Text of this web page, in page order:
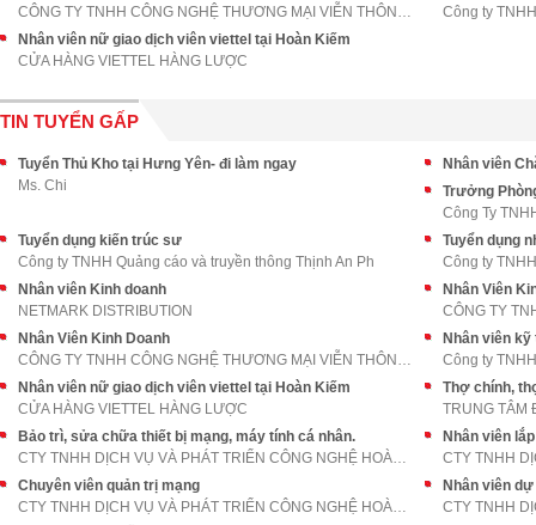
CÔNG TY TNHH CÔNG NGHỆ THƯƠNG MẠI VIỄN THÔNG VINAN
Công ty
Nhân viên nữ giao dịch viên viettel tại Hoàn Kiếm
CỬA HÀNG VIETTEL HÀNG LƯỢC
TIN TUYỂN GẤP
Tuyển Thủ Kho tại Hưng Yên- đi làm ngay
Ms. Chi
Nhân viên
Trưởng
Công Ty
Tuyển dụng kiến trúc sư
Công ty TNHH Quảng cáo và truyền thông Thịnh An Ph
Tuyển dụng
Công ty
Nhân viên Kinh doanh
NETMARK DISTRIBUTION
Nhân Viên
Nhân Viên Kinh Doanh
CÔNG TY TNHH CÔNG NGHỆ THƯƠNG MẠI VIỄN THÔNG VINAN
Nhân viên kỹ
Công ty
Nhân viên nữ giao dịch viên viettel tại Hoàn Kiếm
CỬA HÀNG VIETTEL HÀNG LƯỢC
Thợ chính,
TRUNG TÂM
Bảo trì, sửa chữa thiết bị mạng, máy tính cá nhân.
CTY TNHH DỊCH VỤ VÀ PHÁT TRIỂN CÔNG NGHỆ HOÀNG PHÁ
Chuyên viên quản trị mạng
CTY TNHH DỊCH VỤ VÀ PHÁT TRIỂN CÔNG NGHỆ HOÀNG PHÁ
Nhân viên dự